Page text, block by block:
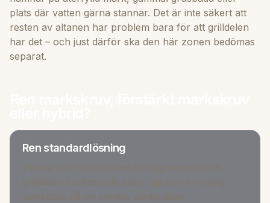
plats där vatten gärna stannar. Det är inte säkert att
resten av altanen har problem bara för att grilldelen
har det – och just därför ska den här zonen bedömas
separat.
Ren standardlösning
Passar när murblocken är begränsade och
grilldelen fortfarande beter sig som en tydlig
punktzon på en annars vanlig altan.